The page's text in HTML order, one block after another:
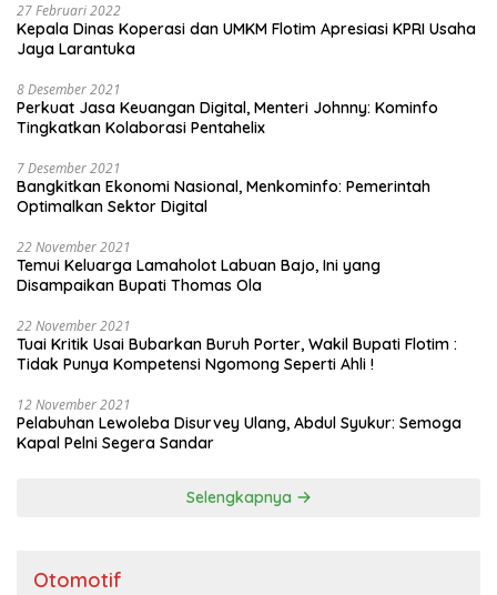
27 Februari 2022
Kepala Dinas Koperasi dan UMKM Flotim Apresiasi KPRI Usaha
Jaya Larantuka
8 Desember 2021
Perkuat Jasa Keuangan Digital, Menteri Johnny: Kominfo
Tingkatkan Kolaborasi Pentahelix
7 Desember 2021
Bangkitkan Ekonomi Nasional, Menkominfo: Pemerintah
Optimalkan Sektor Digital
22 November 2021
Temui Keluarga Lamaholot Labuan Bajo, Ini yang
Disampaikan Bupati Thomas Ola
22 November 2021
Tuai Kritik Usai Bubarkan Buruh Porter, Wakil Bupati Flotim :
Tidak Punya Kompetensi Ngomong Seperti Ahli !
12 November 2021
Pelabuhan Lewoleba Disurvey Ulang, Abdul Syukur: Semoga
Kapal Pelni Segera Sandar
Selengkapnya
Otomotif